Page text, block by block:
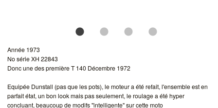
Année 1973
No série XH 22843
Donc une des première T 140 Décembre 1972
Equipée Dunstall (pas que les pots), le moteur a été refait, l'ensemble est en
parfait état, un bon look mais pas seulement, le roulage a été hyper
concluant, beaucoup de modifs "intelligente" sur cette moto